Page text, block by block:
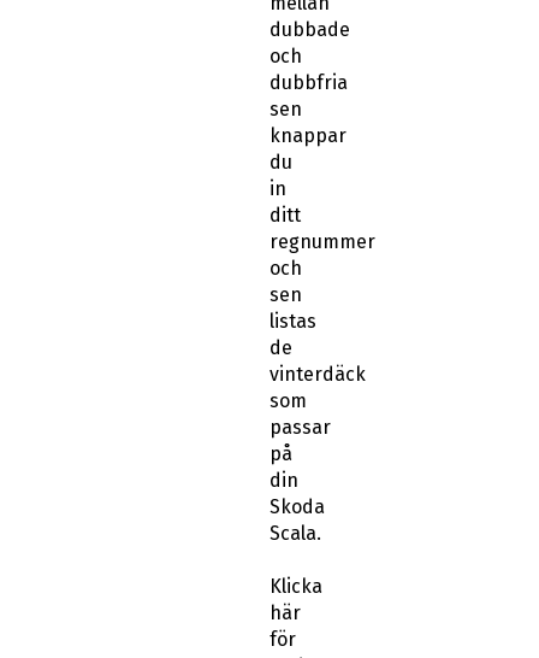
dubbfria
sen
knappar
du
in
ditt
regnummer
och
sen
listas
de
vinterdäck
som
passar
på
din
Skoda
Scala.
Klicka
här
för
andra
tum
storlekar